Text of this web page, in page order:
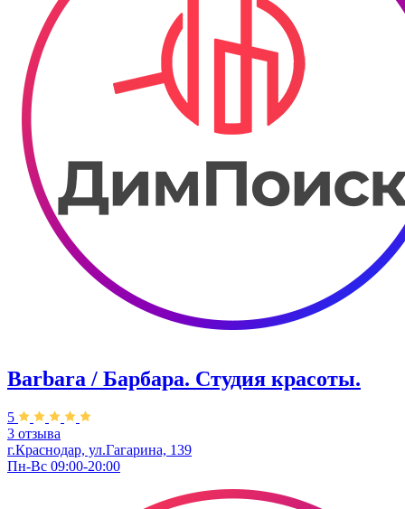
Barbara / Барбара. Студия красоты.
5
3 отзыва
г.Краснодар, ул.Гагарина, 139
Пн-Вс 09:00-20:00